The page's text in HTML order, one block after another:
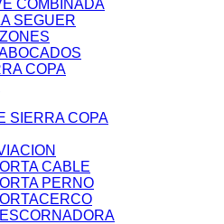
COMBINADA
SEGUER
COPA
SIERRA COPA
CABLE
PERNO